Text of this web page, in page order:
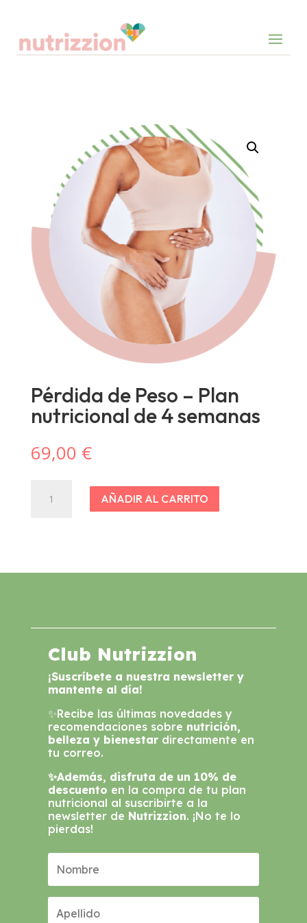
Pérdida de Peso – Plan
nutricional de 4 semanas
69,00 €
4
AÑADIR AL CARRITO
Club Nutrizzion
¡Suscríbete a nuestra newsletter y
mantente al día!
✨Recibe las últimas novedades y
recomendaciones sobre nutrición,
belleza y bienestardirectamente en
tu correo.
✨Además, disfruta de un 10% de
descuento en la compra de tu plan
nutricional al suscribirte a la
newsletter de Nutrizzion. ¡No te lo
pierdas!